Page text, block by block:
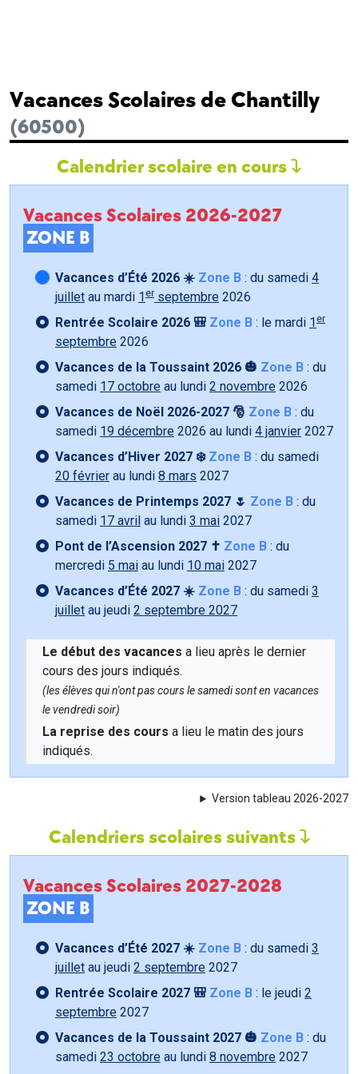
Vacances Scolaires de Chantilly
(60500)
Calendrier scolaire en cours
Vacances Scolaires 2026-2027
ZONE B
Vacances d’Été 2026 ☀️ Zone B : du samedi 4
juillet au mardi 1 er septembre 2026
Rentrée Scolaire 2026 🎒 Zone B : le mardi 1 er
septembre 2026
Vacances de la Toussaint 2026 🎃 Zone B : du
samedi 17 octobre au lundi 2 novembre 2026
Vacances de Noël 2026-2027 🎅 Zone B : du
samedi 19 décembre 2026 au lundi 4 janvier 2027
Vacances d’Hiver 2027 ❄️ Zone B : du samedi
20 février au lundi 8 mars 2027
Vacances de Printemps 2027 🌷 Zone B : du
samedi 17 avril au lundi 3 mai 2027
Pont de l’Ascension 2027 ✝️ Zone B : du
mercredi 5 mai au lundi 10 mai 2027
Vacances d’Été 2027 ☀️ Zone B : du samedi 3
juillet au jeudi 2 septembre 2027
Le début des vacances a lieu après le dernier
cours des jours indiqués.
(les élèves qui n'ont pas cours le samedi sont en vacances
le vendredi soir)
La reprise des cours a lieu le matin des jours
indiqués.
Version tableau 2026-2027
Calendriers scolaires suivants
Vacances Scolaires 2027-2028
ZONE B
Vacances d’Été 2027 ☀️ Zone B : du samedi 3
juillet au jeudi 2 septembre 2027
Rentrée Scolaire 2027 🎒 Zone B : le jeudi 2
septembre 2027
Vacances de la Toussaint 2027 🎃 Zone B : du
samedi 23 octobre au lundi 8 novembre 2027